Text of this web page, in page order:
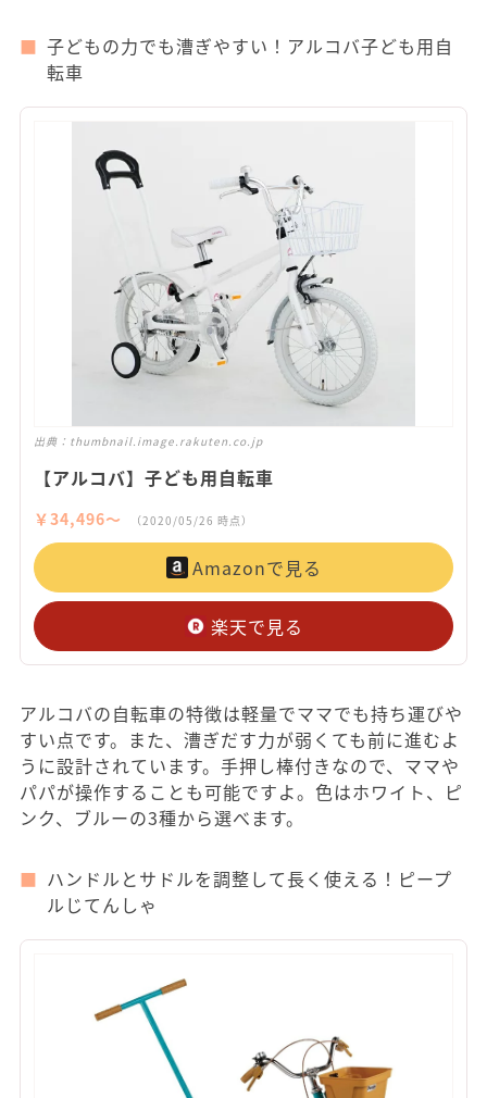
子どもの力でも漕ぎやすい！アルコバ子ども用自
転車
出典： thumbnail.image.rakuten.co.jp
【アルコバ】子ども用自転車
￥34,496〜 （2020/05/26 時点）
Amazonで見る
楽天で見る
アルコバの自転車の特徴は軽量でママでも持ち運びや
すい点です。また、漕ぎだす力が弱くても前に進むよ
うに設計されています。手押し棒付きなので、ママや
パパが操作することも可能ですよ。色はホワイト、ピ
ンク、ブルーの3種から選べます。
ハンドルとサドルを調整して長く使える！ピープ
ルじてんしゃ